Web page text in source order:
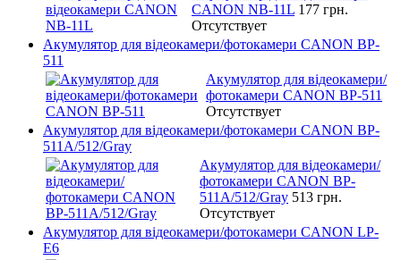
CANON NB-11L 177 грн.
Отсутствует
Акумулятор для відеокамери/фотокамери CANON BP-
511
Акумулятор для відеокамери/
фотокамери CANON BP-511
Отсутствует
Акумулятор для відеокамери/фотокамери CANON BP-
511A/512/Gray
Акумулятор для відеокамери/
фотокамери CANON BP-
511A/512/Gray 513 грн.
Отсутствует
Акумулятор для відеокамери/фотокамери CANON LP-
E6